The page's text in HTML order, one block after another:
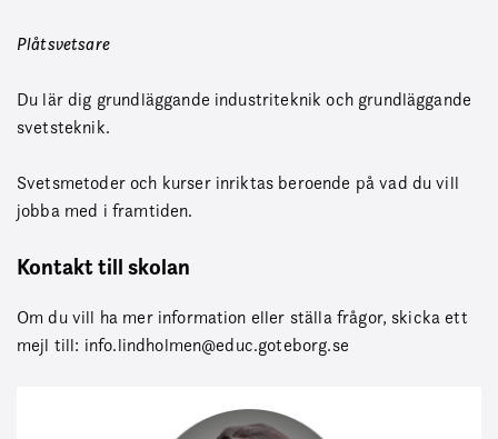
Plåtsvetsare
Du lär dig grundläggande industriteknik och grundläggande
svetsteknik.
Svetsmetoder och kurser inriktas beroende på vad du vill
jobba med i framtiden.
Kontakt till skolan
Om du vill ha mer information eller ställa frågor, skicka ett
mejl till: info.lindholmen@educ.goteborg.se